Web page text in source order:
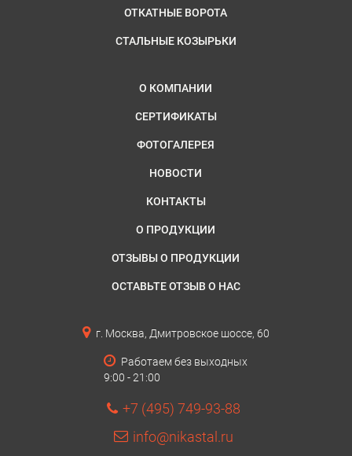
ОТКАТНЫЕ ВОРОТА
СТАЛЬНЫЕ КОЗЫРЬКИ
О КОМПАНИИ
СЕРТИФИКАТЫ
ФОТОГАЛЕРЕЯ
НОВОСТИ
КОНТАКТЫ
О ПРОДУКЦИИ
ОТЗЫВЫ О ПРОДУКЦИИ
ОСТАВЬТЕ ОТЗЫВ О НАС
г. Москва, Дмитровское шоссе, 60
Работаем без выходных
9:00 - 21:00
+7 (495) 749-93-88
info@nikastal.ru